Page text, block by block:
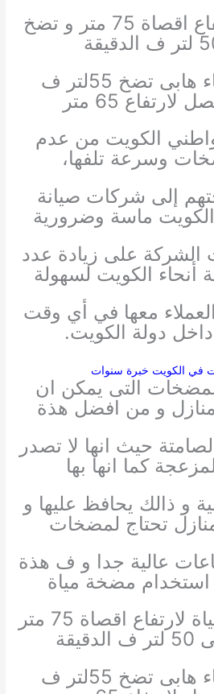
تضخ المياة لارتفاع اقصاة 75 متر و تضخ
لكن مضخة ماء هابى تضخ 55لتر ف
65 متر
الكويت من عدم
وسرعة تلفها،
إلى شركات صيانة
ماسة وضرورية
الشركة على زيادة عدد
أنحاء الكويت لسهولة
معها في أي وقت
دولة الكويت.
في الكويت خبرة سنوات
التى يمكن ان
و من افضل هذة
حيث انها لا تصدر
كما انها بها
و ذالك يحافظ عليها و
تحتاج لمضخات
عالية جدا و ف هذة
استخدام مضخة مياة
ليو فهى تضخ المياة لارتفاع اقصاة 75 متر
لكن مضخة ماء هابى تضخ 55لتر ف